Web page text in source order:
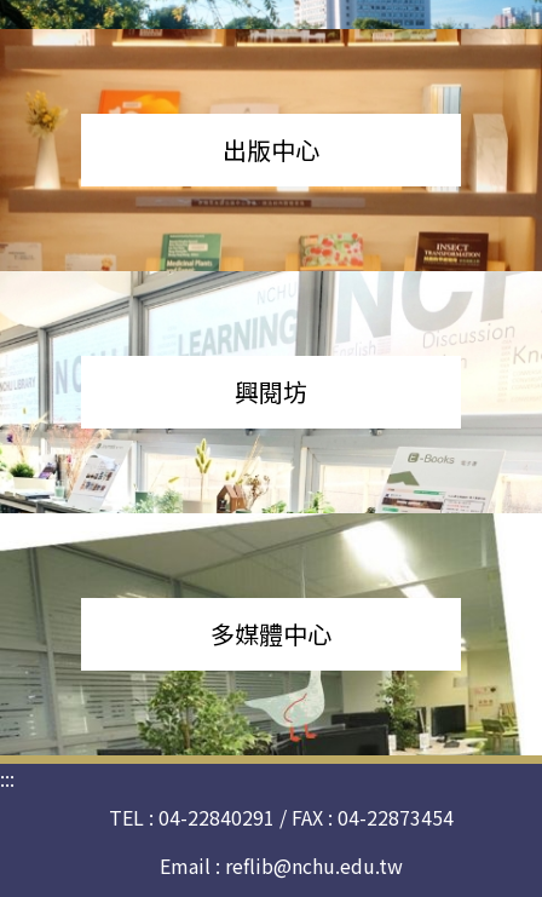
出版中心
興閱坊
多媒體中心
:::
TEL : 04-22840291 / FAX : 04-22873454
Email : reflib@nchu.edu.tw